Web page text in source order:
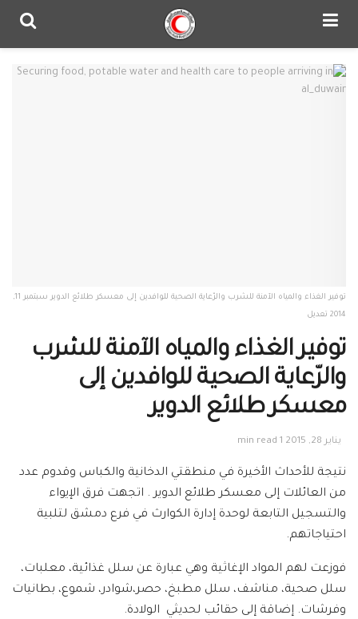
توفير الغذاء والمياه الآمنة للشرب والرّعاية الصحية للوافدين إلى معسكر طلائع الدوير سبتمبر 11,
2014 تعديل
توفير الغذاء والمياه الآمنة للشرب
والرّعاية الصحية للوافدين إلى
معسكر طلائع الدوير
يناير 28, 2015 1 min read
نتيجة للأحداث الأخيرة في منطقتي الدخانية والكباس وقدوم عدد
من العائلات إلى معسكر طلائع الدوير . اتجهت فرق الإيواء
والتسجيل التابعة لوحدة إدارة الكوارث في فرع دمشق لتلبية
احتياجاتهم.
فوزعت لهم المواد الإغاثية وهي عبارة عن سلل غذائية، معلبات،
سلل صحية، مناشف، سلل مطبخ، حصر،شوادر، شموع، بطانيات
وفرشات. إضاقة إلى حقائب لحديثي الولادة.